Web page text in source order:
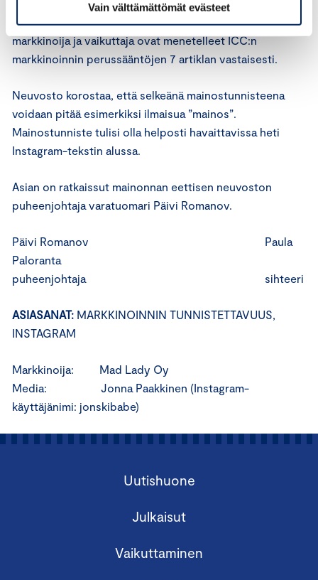
Vain välttämättömät evästeet
Edellä mainitulla perusteella neuvosto katsoo, että
markkinoija ja vaikuttaja ovat menetelleet ICC:n
markkinoinnin perussääntöjen 7 artiklan vastaisesti.
Neuvosto korostaa, että selkeänä mainostunnisteena
voidaan pitää esimerkiksi ilmaisua ”mainos”.
Mainostunniste tulisi olla helposti havaittavissa heti
Instagram-tekstin alussa.
Asian on ratkaissut mainonnan eettisen neuvoston
puheenjohtaja varatuomari Päivi Romanov.
Päivi Romanov Paula
Paloranta
puheenjohtaja sihteeri
ASIASANAT: MARKKINOINNIN TUNNISTETTAVUUS,
INSTAGRAM
Markkinoija: Mad Lady Oy
Media: Jonna Paakkinen (Instagram-
käyttäjänimi: jonskibabe)
Uutishuone
Julkaisut
Vaikuttaminen